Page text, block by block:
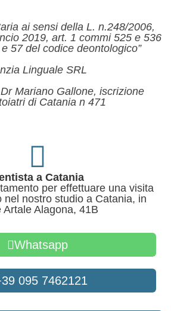
ai sensi della L. n.248/2006,
2019, art. 1 commi 525 e 536
57 del codice deontologico”
Linguale SRL
Mariano Gallone, iscrizione
di Catania n 471
a Catania
per effettuare una visita
nel nostro studio a Catania, in
Artale Alagona, 41B
Whatsapp
095 7462121